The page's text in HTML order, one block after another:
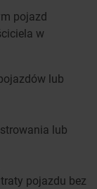
pojazd
w
lub
lub
pojazdu bez